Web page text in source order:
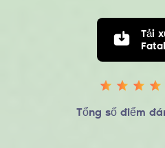
Tải
Tổng số điểm